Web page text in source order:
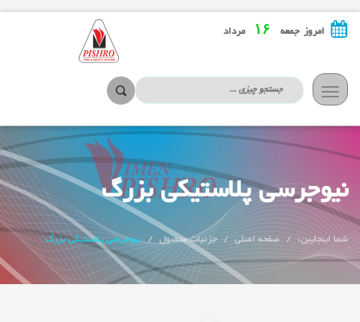
امروز جمعه مرداد
تعویض
ناوبری
نیوجرسی پلاستیکی بزرگ
شما اینجایین: صفحه اصلی جزئیات محصول نیوجرسی پلاستیکی بزرگ